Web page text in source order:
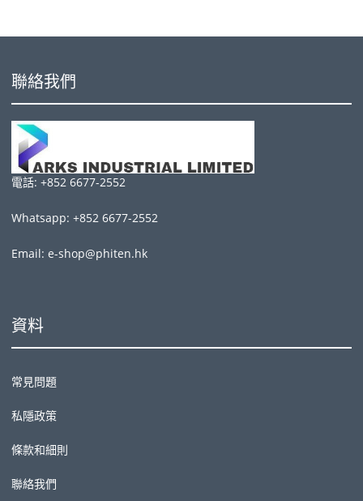
聯絡我們
電話: +852 6677-2552
Whatsapp: +852 6677-2552
Email: e-shop@phiten.hk
資料
常見問題
私隱政策
條款和細則
聯絡我們